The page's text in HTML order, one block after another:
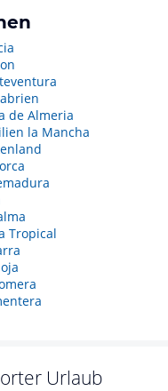
de Almeria
la Mancha
Tropical
Urlaub